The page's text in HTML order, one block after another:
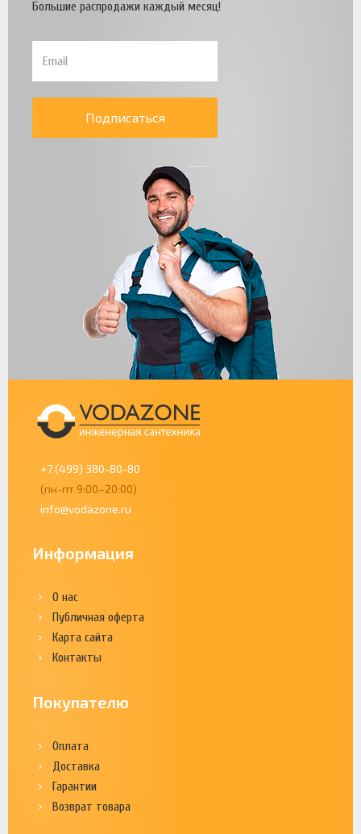
Большие распродажи каждый месяц!
Подписаться
+7 (499) 380-80-80
(пн-пт 9:00–20:00)
info@vodazone.ru
Информация
О нас
Публичная оферта
Карта сайта
Контакты
Покупателю
Оплата
Доставка
Гарантии
Возврат товара